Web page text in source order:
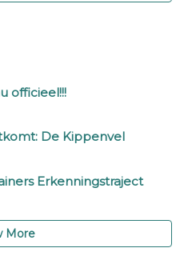
officieel!!!
De Kippenvel
Erkenningstraject
More